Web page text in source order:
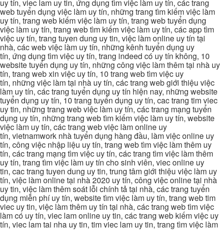
uy tín, viec lam uy tin, ứng dụng tìm việc làm uy tín, các trang
web tuyển dụng việc làm uy tín, những trang tìm kiếm việc làm
uy tín, trang web kiếm việc làm uy tín, trang web tuyển dụng
việc làm uy tín, trang web tìm kiếm việc làm uy tín, các app tìm
việc uy tín, trang tuyen dung uy tin, việc làm online uy tín tại
nhà, các web việc làm uy tín, những kênh tuyển dụng uy
tín, ứng dụng tìm việc uy tín, trang indeed có uy tín không, 10
website tuyển dụng uy tín, những công việc làm thêm tại nhà uy
tín, trang web xin việc uy tín, 10 trang web tìm việc uy
tín, những việc làm tại nhà uy tín, các trang web giới thiệu việc
làm uy tín, các trang tuyển dụng uy tín hiện nay, những website
tuyển dụng uy tín, 10 trang tuyển dụng uy tín, cac trang tim viec
uy tin, những trang web việc làm uy tín, các trang mạng tuyển
dụng uy tín, những trang web tìm kiếm việc làm uy tín, website
việc làm uy tín, các trang web việc làm online uy
tín, vietnamwork nhà tuyển dụng hàng đầu, làm việc online uy
tín, công việc nhập liệu uy tín, trang web tìm việc làm thêm uy
tín, các trang mạng tìm việc uy tín, các trang tìm việc làm thêm
uy tín, trang tìm việc làm uy tín cho sinh viên, viec online uy
tin, cac trang tuyen dung uy tin, trung tâm giới thiệu việc làm uy
tín, việc làm online tại nhà 2020 uy tín, công việc online tại nhà
uy tin, việc làm thêm soát lỗi chính tả tại nhà, các trang tuyển
dụng miễn phí uy tín, website tìm việc làm uy tín, trang web tim
viec uy tin, việc làm thêm uy tín tại nhà, các trang web tìm việc
làm có uy tín, viec lam online uy tin, các trang web kiếm việc uy
tín, viec lam tai nha uy tin, tim viec lam uy tin, trang tìm việc làm